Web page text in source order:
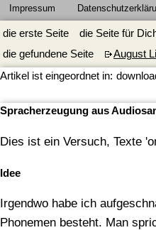
Impressum
die erste Seite die Seite für
die gefundene Seite
August
Artikel ist eingeordnet in:
Spracherzeugung aus
Dies ist ein Versuch, Texte
Idee
Irgendwo habe ich
Phonemen besteht. Man